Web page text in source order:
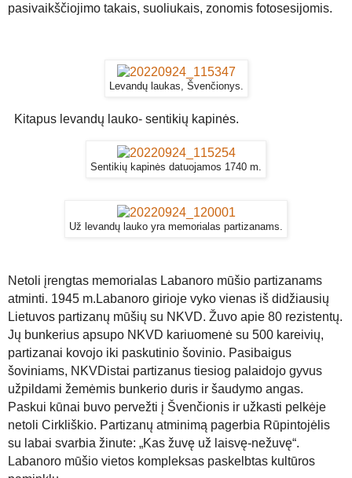
pasivaikščiojimo takais, suoliukais, zonomis fotosesijomis.
Levandų laukas, Švenčionys.
Kitapus levandų lauko- sentikių kapinės.
Sentikių kapinės datuojamos 1740 m.
Už levandų lauko yra memorialas partizanams.
Netoli įrengtas memorialas Labanoro mūšio partizanams
atminti. 1945 m.Labanoro girioje vyko vienas iš didžiausių
Lietuvos partizanų mūšių su NKVD. Žuvo apie 80 rezistentų.
Jų bunkerius apsupo NKVD kariuomenė su 500 kareivių,
partizanai kovojo iki paskutinio šovinio. Pasibaigus
šoviniams, NKVDistai partizanus tiesiog palaidojo gyvus
užpildami žemėmis bunkerio duris ir šaudymo angas.
Paskui kūnai buvo pervežti į Švenčionis ir užkasti pelkėje
netoli Cirkliškio. Partizanų atminimą pagerbia Rūpintojėlis
su labai svarbia žinute: „Kas žuvę už laisvę-nežuvę“.
Labanoro mūšio vietos kompleksas paskelbtas kultūros